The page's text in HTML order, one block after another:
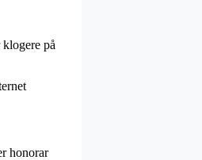
på
honorar